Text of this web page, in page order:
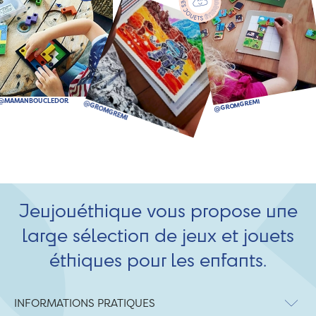
Jeujouéthique vous propose une
large sélection de jeux et jouets
éthiques pour les enfants.
INFORMATIONS PRATIQUES